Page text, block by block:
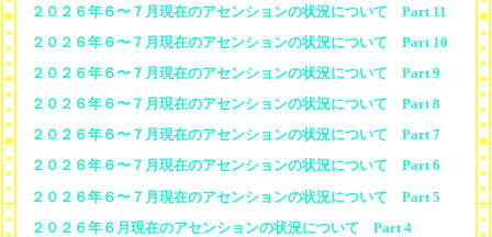
２０２６年６〜７月現在のアセンションの状況について Part 11
２０２６年６〜７月現在のアセンションの状況について Part 10
２０２６年６〜７月現在のアセンションの状況について Part 9
２０２６年６〜７月現在のアセンションの状況について Part 8
２０２６年６〜７月現在のアセンションの状況について Part 7
２０２６年６〜７月現在のアセンションの状況について Part 6
２０２６年６〜７月現在のアセンションの状況について Part 5
２０２６年６月現在のアセンションの状況について Part 4